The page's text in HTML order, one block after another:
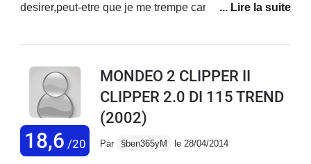
desirer,peut-etre que je me trempe car j'avais une
dures.Conduite agreable.Conso un peu gourmande
Mercedes car la mondeo fait 7 cv 5.1 /100 contre
7.2/100km avec les memmes conditions de
conduites,parcours.
18,6 /20
MONDEO 2 CLIPPER II
CLIPPER 2.0 DI 115 TREND
(2002)
Par §ben365yM le 28/04/2014